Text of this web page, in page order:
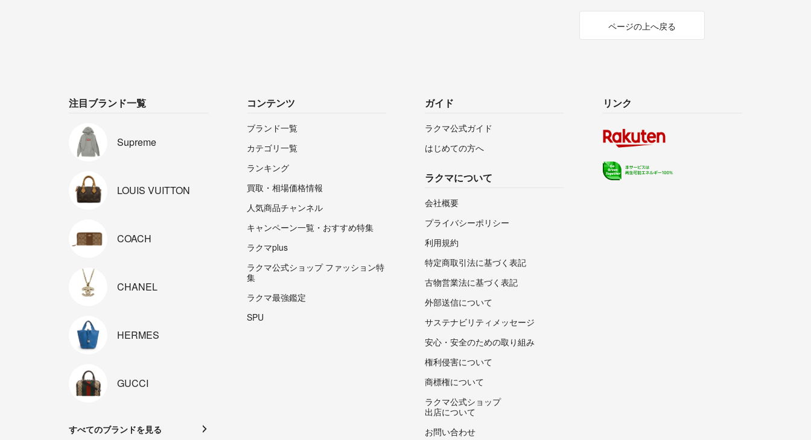
ページの上へ戻る
注目ブランド一覧
Supreme
LOUIS VUITTON
COACH
CHANEL
HERMES
GUCCI
すべてのブランドを見る
コンテンツ
ブランド一覧
カテゴリ一覧
ランキング
買取・相場価格情報
人気商品チャンネル
キャンペーン一覧・おすすめ特集
ラクマplus
ラクマ公式ショップ ファッション特
集
ラクマ最強鑑定
SPU
ガイド
ラクマ公式ガイド
はじめての方へ
ラクマについて
会社概要
プライバシーポリシー
利用規約
特定商取引法に基づく表記
古物営業法に基づく表記
外部送信について
サステナビリティメッセージ
安心・安全のための取り組み
権利侵害について
商標権について
ラクマ公式ショップ
出店について
お問い合わせ
リンク